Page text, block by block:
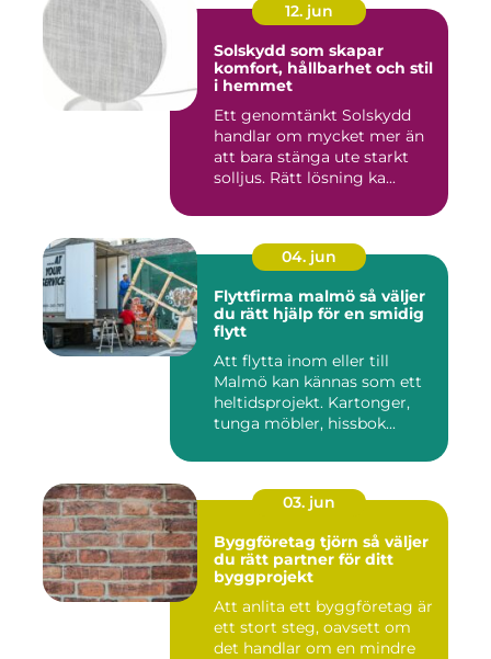
12. jun
Solskydd som skapar
komfort, hållbarhet och stil
i hemmet
Ett genomtänkt Solskydd
handlar om mycket mer än
att bara stänga ute starkt
solljus. Rätt lösning ka...
04. jun
Flyttfirma malmö så väljer
du rätt hjälp för en smidig
flytt
Att flytta inom eller till
Malmö kan kännas som ett
heltidsprojekt. Kartonger,
tunga möbler, hissbok...
03. jun
Byggföretag tjörn så väljer
du rätt partner för ditt
byggprojekt
Att anlita ett byggföretag är
ett stort steg, oavsett om
det handlar om en mindre